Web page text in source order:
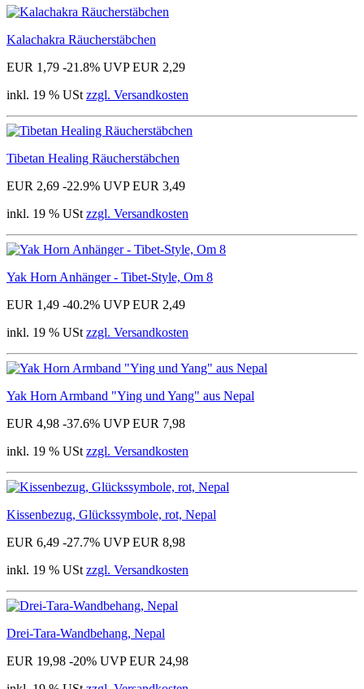
Kalachakra Räucherstäbchen
EUR 1,79 -21.8% UVP EUR 2,29
inkl. 19 % USt zzgl. Versandkosten
Tibetan Healing Räucherstäbchen
EUR 2,69 -22.9% UVP EUR 3,49
inkl. 19 % USt zzgl. Versandkosten
Yak Horn Anhänger - Tibet-Style, Om 8
EUR 1,49 -40.2% UVP EUR 2,49
inkl. 19 % USt zzgl. Versandkosten
Yak Horn Armband "Ying und Yang" aus Nepal
EUR 4,98 -37.6% UVP EUR 7,98
inkl. 19 % USt zzgl. Versandkosten
Kissenbezug, Glückssymbole, rot, Nepal
EUR 6,49 -27.7% UVP EUR 8,98
inkl. 19 % USt zzgl. Versandkosten
Drei-Tara-Wandbehang, Nepal
EUR 19,98 -20% UVP EUR 24,98